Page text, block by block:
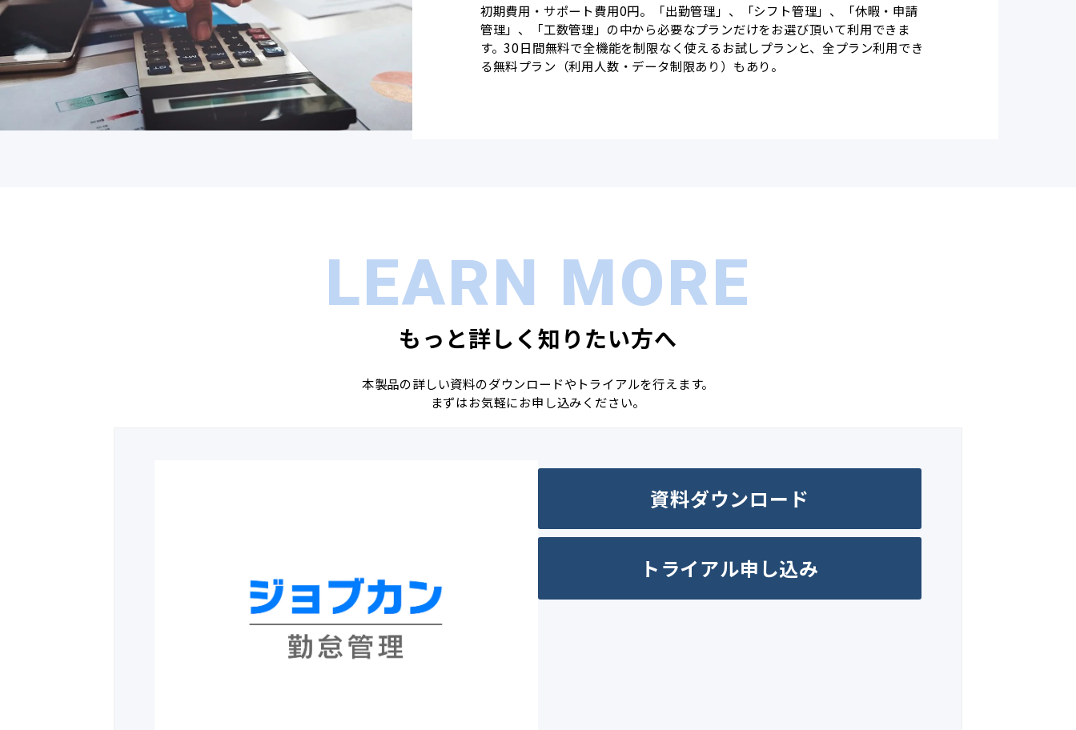
初期費用・サポート費用0円。「出勤管理」、「シフト管理」、「休暇・申請
管理」、「工数管理」の中から必要なプランだけをお選び頂いて利用できま
す。30日間無料で全機能を制限なく使えるお試しプランと、全プラン利用でき
る無料プラン（利用人数・データ制限あり）もあり。
LEARN MORE
もっと詳しく知りたい方へ
本製品の詳しい資料のダウンロードやトライアルを行えます。
まずはお気軽にお申し込みください。
資料ダウンロード
トライアル申し込み